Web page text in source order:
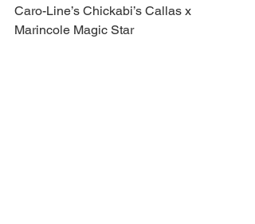
Caro-Line’s Chickabi’s Callas x
Marincole Magic Star